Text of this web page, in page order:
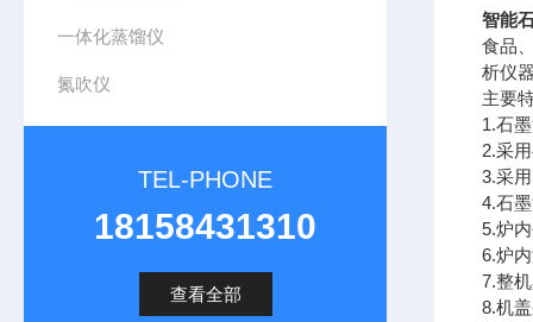
一体化蒸馏仪
氮吹仪
TEL-PHONE
18158431310
查看全部
智能
食品
析仪
主要
1.石
2.采
3.采
4.石
5.炉
6.炉
7.整
8.机